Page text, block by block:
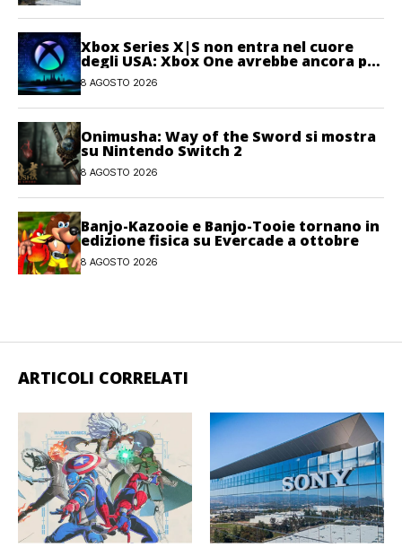
Xbox Series X|S non entra nel cuore
degli USA: Xbox One avrebbe ancora più
giocatori attivi
8 AGOSTO 2026
Onimusha: Way of the Sword si mostra
su Nintendo Switch 2
8 AGOSTO 2026
Banjo-Kazooie e Banjo-Tooie tornano in
edizione fisica su Evercade a ottobre
8 AGOSTO 2026
ARTICOLI CORRELATI